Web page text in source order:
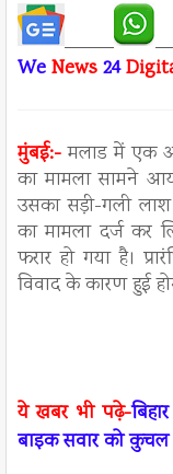
WeNews24
मुंबई:-मलाड में एक
का मामला सामने
उसका सड़ी-गली
का मामला दर्ज कर
फरार हो गया है।
विवाद के कारण हुई
ये खबर भी पढ़े-
बाइक सवार को कुचल